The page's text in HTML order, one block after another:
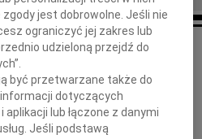
wiadomość o tragicznej śmierci
jest dobrowolne. Jeśli nie
ograniczyć jej zakres lub
udzieloną przejdź do
być przetwarzane także do
dotyczących
lub łączone z danymi
Jeśli podstawą